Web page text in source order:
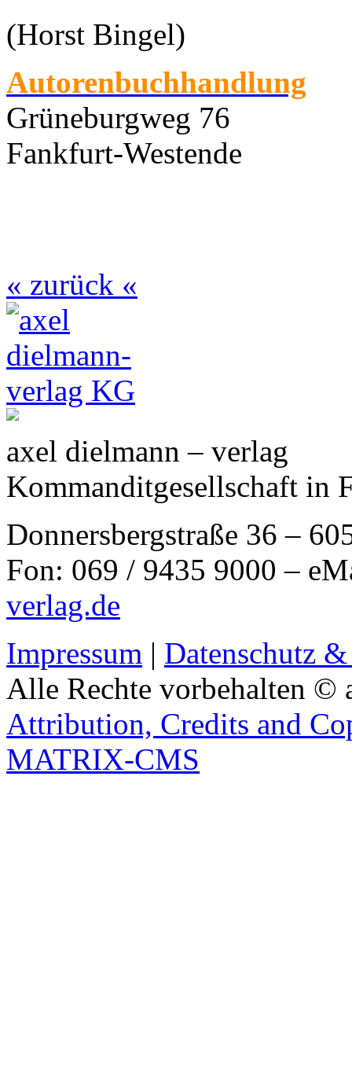
(Horst Bingel)
Autorenbuchhandlung
Grüneburgweg 76
Fankfurt-Westende
« zurück «
axel dielmann – verlag
Kommanditgesellschaft in
Donnersbergstraße 36 –
Fon: 069 / 9435 9000 –
verlag.de
Impressum | Datenschutz
Alle Rechte vorbehalten ©
Attribution, Credits and
MATRIX-CMS